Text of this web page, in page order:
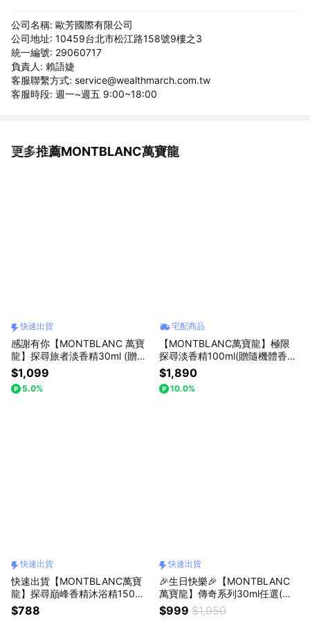
公司名稱: 歐芳國際有限公司
公司地址: 10459台北市松江路158號9樓之3
統一編號: 29060717
負責人: 賴語婕
客服聯繫方式: service@wealthmarch.com.tw
客服時段: 週一~週五 9:00~18:00
更多推薦MONTBLANC萬寶龍
看更多
快速出貨
感謝有你【MONTBLANC 萬寶
龍】探尋旅者淡香精30ml (贈隨
機小香乙瓶)快速出貨
$1,099
5.0%
宅配商品
【MONTBLANC萬寶龍】極限
探尋淡香精100ml(贈隨機體香膏
75g+小香乙瓶.附紙袋)
$1,890
10.0%
快速出貨
快速出貨【MONTBLANC萬寶
龍】探尋巔峰香精沐浴精150ml
+傳奇鋒芒香精迷你瓶4.5ml
$788
快速出貨
🎉生日快樂🎉【MONTBLANC
萬寶龍】傳奇系列30ml任選(贈
隨機沐浴精100ml)可$399加購
傳奇體香膏75g.快速出貨
$999 $1,950